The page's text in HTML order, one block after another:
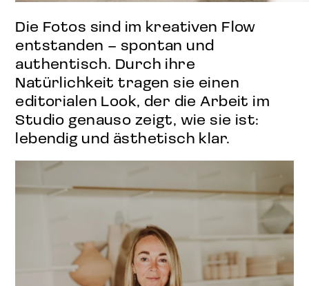
Die Fotos sind im kreativen Flow
entstanden – spontan und
authentisch. Durch ihre
Natürlichkeit tragen sie einen
editorialen Look, der die Arbeit im
Studio genauso zeigt, wie sie ist:
lebendig und ästhetisch klar.